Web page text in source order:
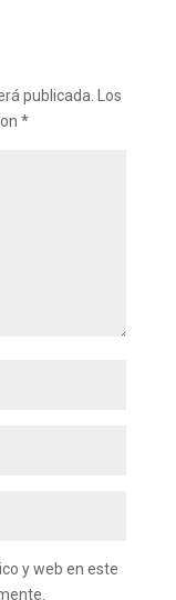
publicada.
Los
*
y web en este